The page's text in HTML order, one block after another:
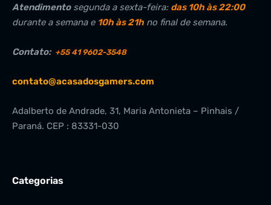
Atendimentosegunda a sexta-feira: das 10h às 22:00
durante a semana e 10h às 21h no final de semana.
Contato: +55 41 9602-3548
contato@acasadosgamers.com
Adalberto de Andrade, 31, Maria Antonieta – Pinhais /
Paraná. CEP : 83331-030
Categorias